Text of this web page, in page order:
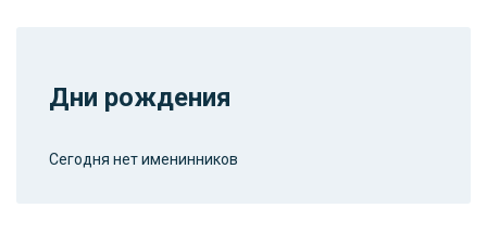
Дни рождения
Сегодня нет именинников